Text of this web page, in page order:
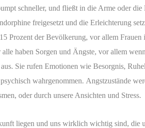
schneller, und fließt in die Arme oder die
freigesetzt und die Erleichterung
Prozent der Bevölkerung, vor allem
haben Sorgen und Ängste, vor allem
Sie rufen Emotionen wie Besorgnis,
wahrgenommen. Angstzustände
oder durch unsere Ansichten und Stress.
liegen und uns wirklich wichtig sind, die